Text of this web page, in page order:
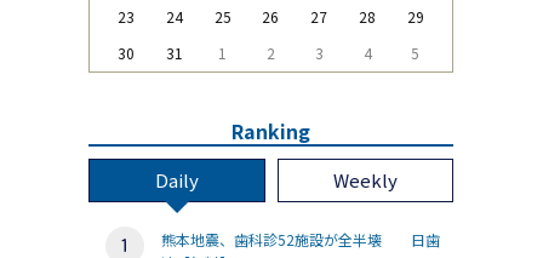
23
24 25 26 27 28
29
30
31 1 2 3 4 5
Ranking
Daily Weekly
熊本地震、歯科診52施設が全半壊 日歯